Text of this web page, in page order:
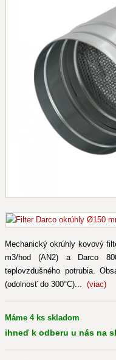
Mechanický okrúhly kovový
m3/hod (AN2) a Darco
teplovzdušného potrubia.
(odolnosť do 300°C)... (viac)
Máme 4 ks skladom
ihneď k odberu u nás na